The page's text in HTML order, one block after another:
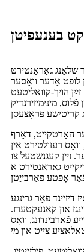
בענעפיטן
שלאַנג גאַראַנטירט
לופֿט אָדער וואַסער
הויך-קוואַליטעט
מינימיזירנדיק
האַרטקייט, דאַרף
רעזולטירט אין
זיין קעגנשטעל צו
גאַראַנטירט אַ
פֿאַר גרינגע
און קאַנעקטערז.
פֿאַרבינדונג, וואָס